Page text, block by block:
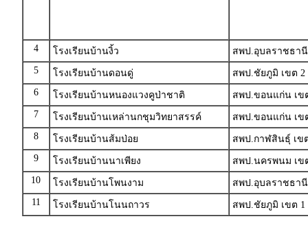
4 โรงเรียนบ้านงิ้ว
สพป.อุบลราชธานี
5
โรงเรียนบ้านดอนดู่
สพป.ชัยภูมิ เขต 2
6
โรงเรียนบ้านหนองแวงคูป่าชาติ
สพป.ขอนแก่น เข
7
โรงเรียนบ้านเหล่านกชุมวิทยาสรรค์
สพป.ขอนแก่น เข
8
โรงเรียนบ้านส้มป่อย
สพป.กาฬสินธุ์ เข
9
โรงเรียนบ้านนาเพียง
สพป.นครพนม เข
10
โรงเรียนบ้านโพนงาม
สพป.อุบลราชธานี
11
โรงเรียนบ้านโนนถาวร สพป.ชัยภูมิ เขต 1